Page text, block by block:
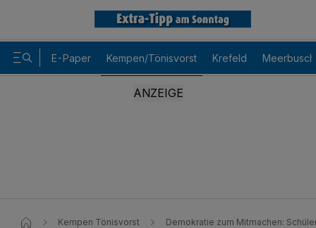
E-Paper Kempen/Tönisvorst Krefeld Meerbusch
Kempen Tönisvorst Demokratie zum Mitmachen: